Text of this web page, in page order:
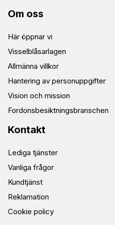
Om oss
Här öppnar vi
Visselblåsarlagen
Allmänna villkor
Hantering av personuppgifter
Vision och mission
Fordonsbesiktningsbranschen
Kontakt
Lediga tjänster
Vanliga frågor
Kundtjänst
Reklamation
Cookie policy